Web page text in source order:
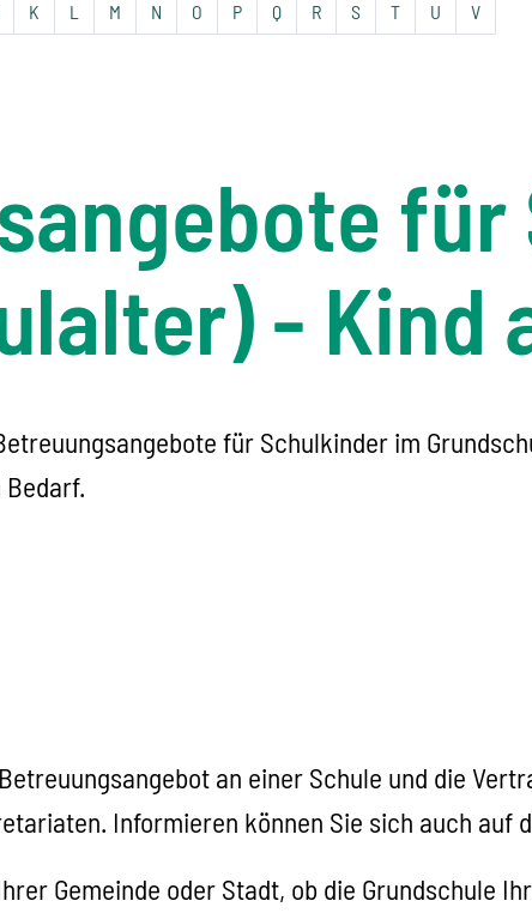
K L M N O P Q R S T U V
für
- Kind
für Schulkinder im
an einer Schule und die
Informieren können Sie sich auch auf
Gemeinde oder Stadt, ob die Grundschule